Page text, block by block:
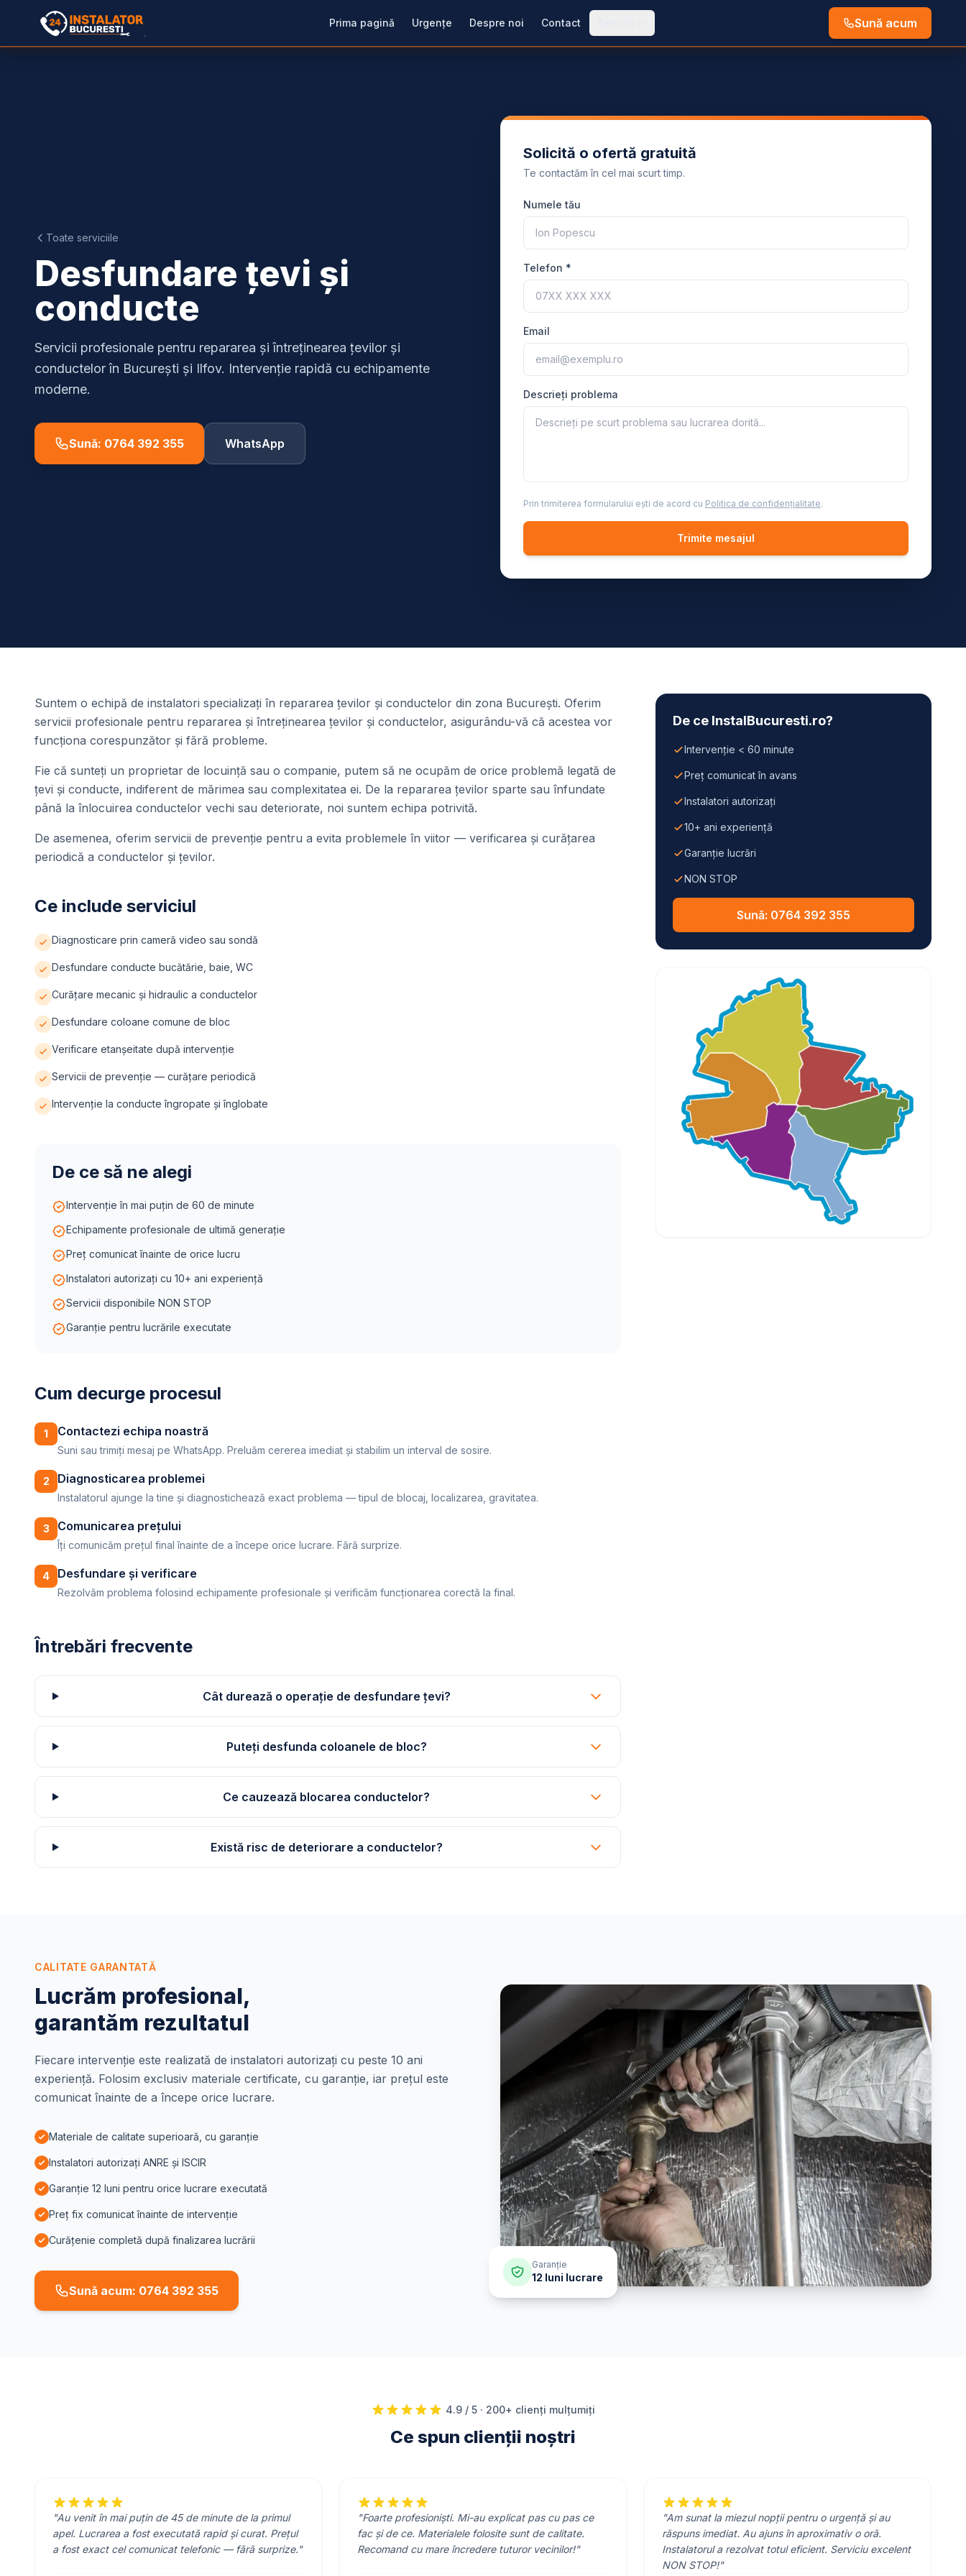
Prima pagină Urgențe Despre noi Contact Sună acum
Toate serviciile
Desfundare țevi și
conducte
Servicii profesionale pentru repararea și întreținearea țevilor și
conductelor în București și Ilfov. Intervenție rapidă cu echipamente
moderne.
Sună: 0764 392 355 WhatsApp
Solicită o ofertă gratuită
Te contactăm în cel mai scurt timp.
Numele tău
Telefon *
Email
Descrieți problema
Prin trimiterea formularului ești de acord cu Politica de confidențialitate.
Trimite mesajul
Suntem o echipă de instalatori specializați în repararea țevilor și conductelor din zona București. Oferim
servicii profesionale pentru repararea și întreținearea țevilor și conductelor, asigurându-vă că acestea vor
funcționa corespunzător și fără probleme.
Fie că sunteți un proprietar de locuință sau o companie, putem să ne ocupăm de orice problemă legată de
țevi și conducte, indiferent de mărimea sau complexitatea ei. De la repararea țevilor sparte sau înfundate
până la înlocuirea conductelor vechi sau deteriorate, noi suntem echipa potrivită.
De asemenea, oferim servicii de prevenție pentru a evita problemele în viitor — verificarea și curățarea
periodică a conductelor și țevilor.
Ce include serviciul
Diagnosticare prin cameră video sau sondă
Desfundare conducte bucătărie, baie, WC
Curățare mecanic și hidraulic a conductelor
Desfundare coloane comune de bloc
Verificare etanșeitate după intervenție
Servicii de prevenție — curățare periodică
Intervenție la conducte îngropate și înglobate
De ce să ne alegi
Intervenție în mai puțin de 60 de minute
Echipamente profesionale de ultimă generație
Preț comunicat înainte de orice lucru
Instalatori autorizați cu 10+ ani experiență
Servicii disponibile NON STOP
Garanție pentru lucrările executate
Cum decurge procesul
1 Contactezi echipa noastră
Suni sau trimiți mesaj pe WhatsApp. Preluăm cererea imediat și stabilim un interval de sosire.
2 Diagnosticarea problemei
Instalatorul ajunge la tine și diagnostichează exact problema — tipul de blocaj, localizarea, gravitatea.
3 Comunicarea prețului
Îți comunicăm prețul final înainte de a începe orice lucrare. Fără surprize.
4 Desfundare și verificare
Rezolvăm problema folosind echipamente profesionale și verificăm funcționarea corectă la final.
Întrebări frecvente
Cât durează o operație de desfundare țevi?
Puteți desfunda coloanele de bloc?
Ce cauzează blocarea conductelor?
Există risc de deteriorare a conductelor?
De ce InstalBucuresti.ro?
Intervenție < 60 minute
Preț comunicat în avans
Instalatori autorizați
10+ ani experiență
Garanție lucrări
NON STOP
Sună: 0764 392 355
CALITATE GARANTATĂ
Lucrăm profesional,
garantăm rezultatul
Fiecare intervenție este realizată de instalatori autorizați cu peste 10 ani
experiență. Folosim exclusiv materiale certificate, cu garanție, iar prețul este
comunicat înainte de a începe orice lucrare.
Materiale de calitate superioară, cu garanție
Instalatori autorizați ANRE și ISCIR
Garanție 12 luni pentru orice lucrare executată
Preț fix comunicat înainte de intervenție
Curățenie completă după finalizarea lucrării
Sună acum: 0764 392 355
Garanție
12 luni lucrare
4.9 / 5 · 200+ clienți mulțumiți
Ce spun clienții noștri
"Au venit în mai puțin de 45 de minute de la primul
apel. Lucrarea a fost executată rapid și curat. Prețul
a fost exact cel comunicat telefonic — fără surprize."
"Foarte profesioniști. Mi-au explicat pas cu pas ce
fac și de ce. Materialele folosite sunt de calitate.
Recomand cu mare încredere tuturor vecinilor!"
"Am sunat la miezul nopții pentru o urgență și au
răspuns imediat. Au ajuns în aproximativ o oră.
Instalatorul a rezolvat totul eficient. Serviciu excelent
NON STOP!"